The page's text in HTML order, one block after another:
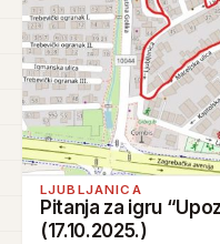
LJUBLJANICA
Pitanja za igru
(17.10.2025.)